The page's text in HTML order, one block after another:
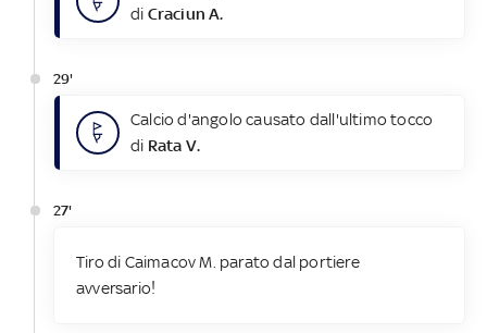
di Craciun A.
29'
Calcio d'angolo causato dall'ultimo tocco
di Rata V.
27'
Tiro di Caimacov M. parato dal portiere
avversario!